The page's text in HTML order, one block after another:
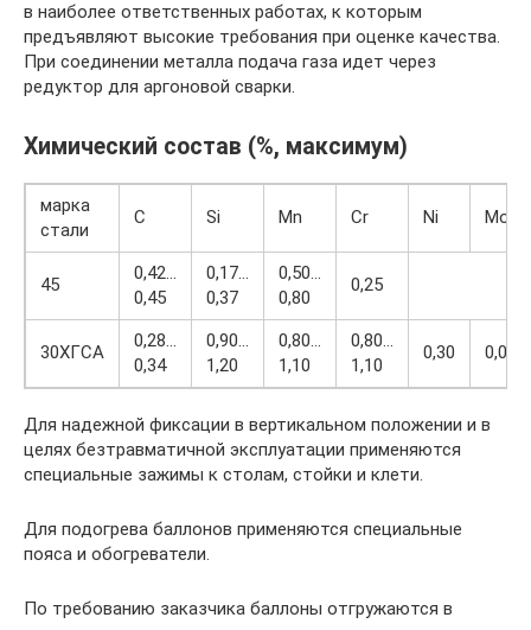
в наиболее ответственных работах, к которым
предъявляют высокие требования при оценке качества.
При соединении металла подача газа идет через
редуктор для аргоновой сварки.
Химический состав (%, максимум)
марка
стали
C Si Mn Cr Ni Mo
45
0,42…
0,45
0,17…
0,37
0,50…
0,80
0,25
30ХГСА
0,28…
0,34
0,90…
1,20
0,80…
1,10
0,80…
1,10
0,30 0,005
Для надежной фиксации в вертикальном положении и в
целях безтравматичной эксплуатации применяются
специальные зажимы к столам, стойки и клети.
Для подогрева баллонов применяются специальные
пояса и обогреватели.
По требованию заказчика баллоны отгружаются в